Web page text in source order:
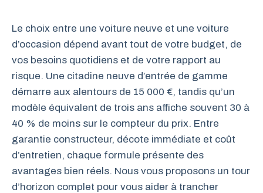
Le choix entre une voiture neuve et une voiture
d’occasion dépend avant tout de votre budget, de
vos besoins quotidiens et de votre rapport au
risque. Une citadine neuve d’entrée de gamme
démarre aux alentours de 15 000 €, tandis qu’un
modèle équivalent de trois ans affiche souvent 30 à
40 % de moins sur le compteur du prix. Entre
garantie constructeur, décote immédiate et coût
d’entretien, chaque formule présente des
avantages bien réels. Nous vous proposons un tour
d’horizon complet pour vous aider à trancher